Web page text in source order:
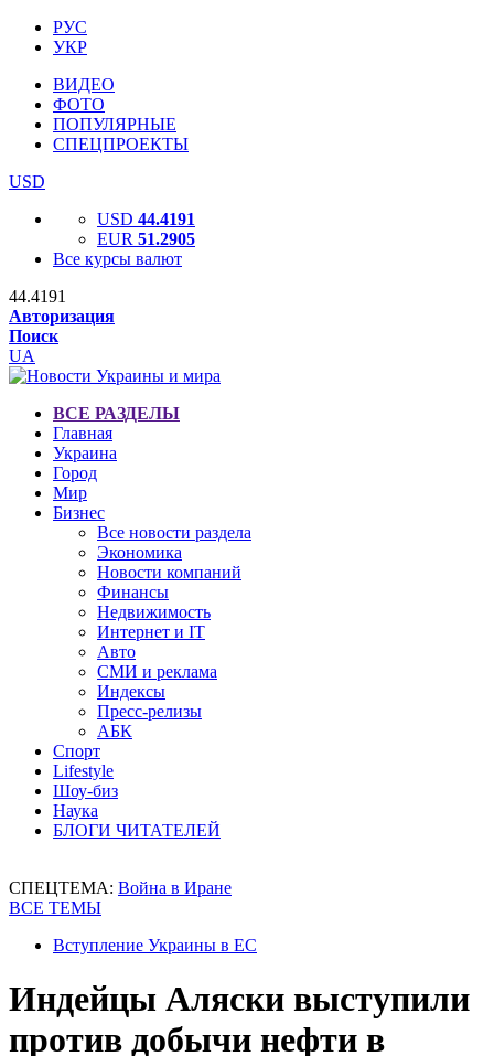
РУС
УКР
ВИДЕО
ФОТО
ПОПУЛЯРНЫЕ
СПЕЦПРОЕКТЫ
USD
USD 44.4191
EUR 51.2905
Все курсы валют
44.4191
Авторизация
Поиск
UA
ВСЕ РАЗДЕЛЫ
Главная
Украина
Город
Мир
Бизнес
Все новости раздела
Экономика
Новости компаний
Финансы
Недвижимость
Интернет и IT
Авто
СМИ и реклама
Индексы
Пресс-релизы
АБК
Спорт
Lifestyle
Шоу-биз
Наука
БЛОГИ ЧИТАТЕЛЕЙ
СПЕЦТЕМА: Война в Иране
ВСЕ ТЕМЫ
Вступление Украины в ЕС
Индейцы Аляски выступили
против добычи нефти в